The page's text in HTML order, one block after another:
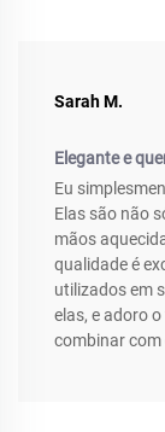
Sarah M.
Elegante e
Eu
Elas são não
mãos
qualidade é
utilizados em
elas, e adoro
combinar com